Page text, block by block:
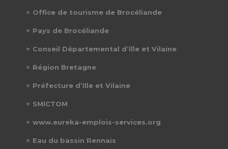
Office de tourisme de Brocéliande
Pays de Brocéliande
Conseil Départemental d’Ille et Vilaine
Région Bretagne
Préfecture d’Ille et Vilaine
SMICTOM
www.eureka-emplois-services.org
Eau du bassin Rennais